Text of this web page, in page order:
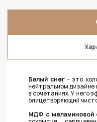
Белый снег - это
нейтральном дизайне
в сочетаниях. У него
олицетворяющий
МДФ с меламиновой